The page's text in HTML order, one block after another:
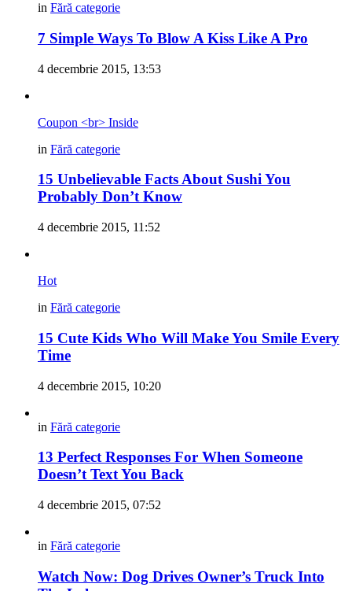
in Fără categorie
7 Simple Ways To Blow A Kiss Like A Pro
4 decembrie 2015, 13:53
Coupon <br> Inside
in Fără categorie
15 Unbelievable Facts About Sushi You
Probably Don’t Know
4 decembrie 2015, 11:52
Hot
in Fără categorie
15 Cute Kids Who Will Make You Smile Every
Time
4 decembrie 2015, 10:20
in Fără categorie
13 Perfect Responses For When Someone
Doesn’t Text You Back
4 decembrie 2015, 07:52
in Fără categorie
Watch Now: Dog Drives Owner’s Truck Into